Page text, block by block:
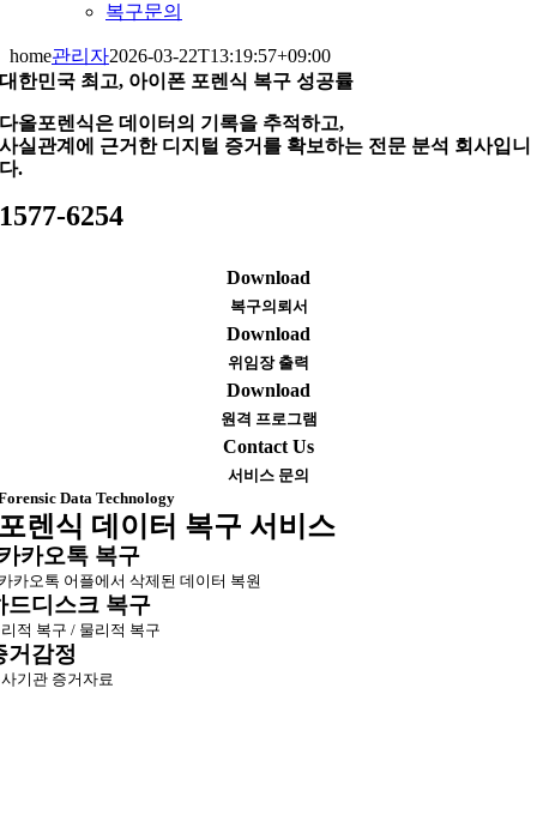
복구문의
home관리자2026-03-22T13:19:57+09:00
대한민국 최고, 아이폰 포렌식 복구 성공률
다올포렌식은 데이터의 기록을 추적하고,
사실관계에 근거한 디지털 증거를 확보하는 전문 분석 회사입니
다.
1577-6254
Download
복구의뢰서
Download
위임장 출력
Download
원격 프로그램
Contact Us
서비스 문의
Data Technology
렌식 데이터 복구 서비스
카오톡 복구
카오톡 어플에서 삭제된 데이터 복원
드디스크 복구
적 복구 / 물리적 복구
거감정
기관 증거자료